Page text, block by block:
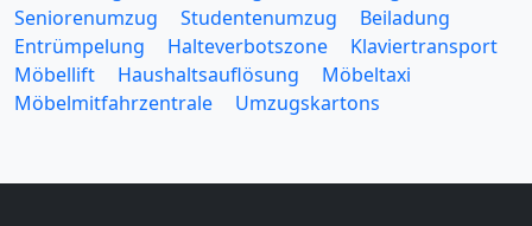
Seniorenumzug
Studentenumzug
Beiladung
Entrümpelung
Halteverbotszone
Klaviertransport
Möbellift
Haushaltsauflösung
Möbeltaxi
Möbelmitfahrzentrale
Umzugskartons